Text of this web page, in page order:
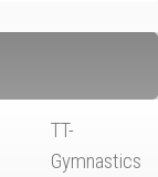
TT-
Gymnastics